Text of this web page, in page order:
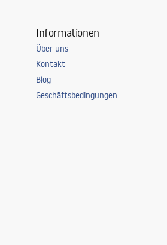
Informationen
Über uns
Kontakt
Blog
Geschäftsbedingungen